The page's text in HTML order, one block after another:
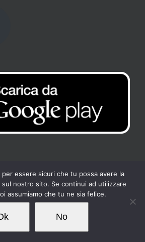
Club Kipling | All Rights Reserved |Privacy
| Powered byLoto Servizi
FacebookInstagram
per essere sicuri che tu possa avere la
sul nostro sito. Se continui ad utilizzare
assumiamo che tu ne sia felice.
No